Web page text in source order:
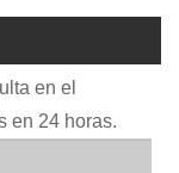
en el
en 24 horas.